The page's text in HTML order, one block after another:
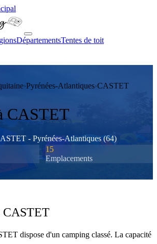
DépartementsTentes de toit
›Pyrénées-Atlantiques›CASTET
CASTET
- Pyrénées-Atlantiques(64)
15
Emplacements
CASTET
dispose d'un camping classé. La capacité